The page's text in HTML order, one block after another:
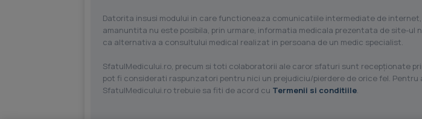
Datorita insusi modului in care functioneaza comunicatiile intermediate de
amanuntita nu este posibila, prin urmare, informatia medicala prezentata de site-ul
ca alternativa a consultului medical realizat in persoana de un medic specialist.
SfatulMedicului.ro, precum si toti colaboratorii ale caror sfaturi sunt recepţionate
pot fi considerati raspunzatori pentru nici un prejudiciu/pierdere de orice fel.
SfatulMedicului.ro trebuie sa fiti de acord cu Termenii si conditiile.